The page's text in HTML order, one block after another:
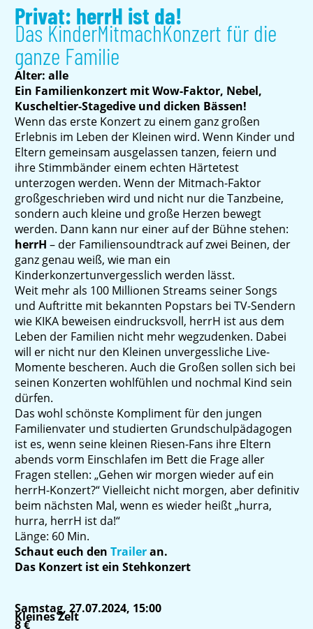
Privat: herrH ist da!
Das KinderMitmachKonzert für die
ganze Familie
Alter: alle
Ein Familienkonzert mit Wow-Faktor, Nebel,
Kuscheltier-Stagedive und dicken Bässen!
Wenn das erste Konzert zu einem ganz großen
Erlebnis im Leben der Kleinen wird. Wenn Kinder und
Eltern gemeinsam ausgelassen tanzen, feiern und
ihre Stimmbänder einem echten Härtetest
unterzogen werden. Wenn der Mitmach-Faktor
großgeschrieben wird und nicht nur die Tanzbeine,
sondern auch kleine und große Herzen bewegt
werden. Dann kann nur einer auf der Bühne stehen:
herrH – der Familiensoundtrack auf zwei Beinen, der
ganz genau weiß, wie man ein
Kinderkonzertunvergesslich werden lässt.
Weit mehr als 100 Millionen Streams seiner Songs
und Auftritte mit bekannten Popstars bei TV-Sendern
wie KIKA beweisen eindrucksvoll, herrH ist aus dem
Leben der Familien nicht mehr wegzudenken. Dabei
will er nicht nur den Kleinen unvergessliche Live-
Momente bescheren. Auch die Großen sollen sich bei
seinen Konzerten wohlfühlen und nochmal Kind sein
dürfen.
Das wohl schönste Kompliment für den jungen
Familienvater und studierten Grundschulpädagogen
ist es, wenn seine kleinen Riesen-Fans ihre Eltern
abends vorm Einschlafen im Bett die Frage aller
Fragen stellen: „Gehen wir morgen wieder auf ein
herrH-Konzert?“ Vielleicht nicht morgen, aber definitiv
beim nächsten Mal, wenn es wieder heißt „hurra,
hurra, herrH ist da!“
Länge: 60 Min.
Schaut euch den Traileran.
Das Konzert ist ein Stehkonzert
Samstag, 27.07.2024, 15:00
Kleines Zelt
8 €